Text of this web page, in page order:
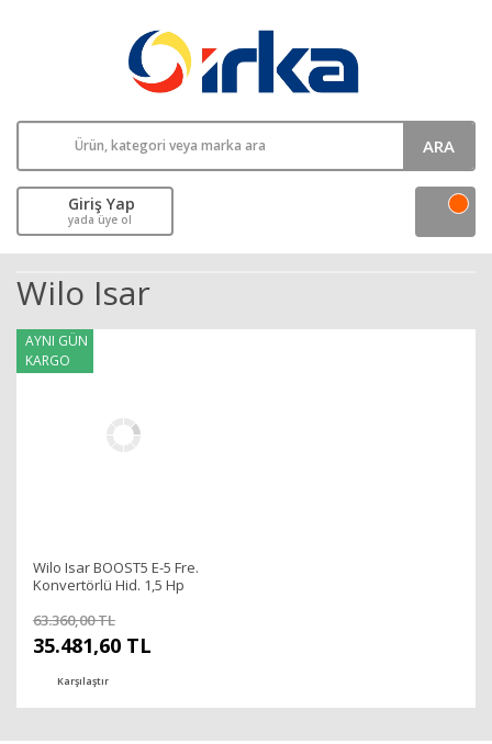
ARA
Giriş Yap
yada üye ol
Wilo Isar
AYNI GÜN
KARGO
Wilo Isar BOOST5 E-5 Fre.
Konvertörlü Hid. 1,5 Hp
63.360,00 TL
35.481,60 TL
Karşılaştır